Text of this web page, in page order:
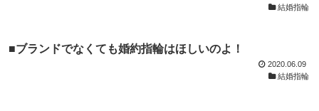
結婚指輪
■ブランドでなくても婚約指輪はほしいのよ！
2020.06.09
結婚指輪